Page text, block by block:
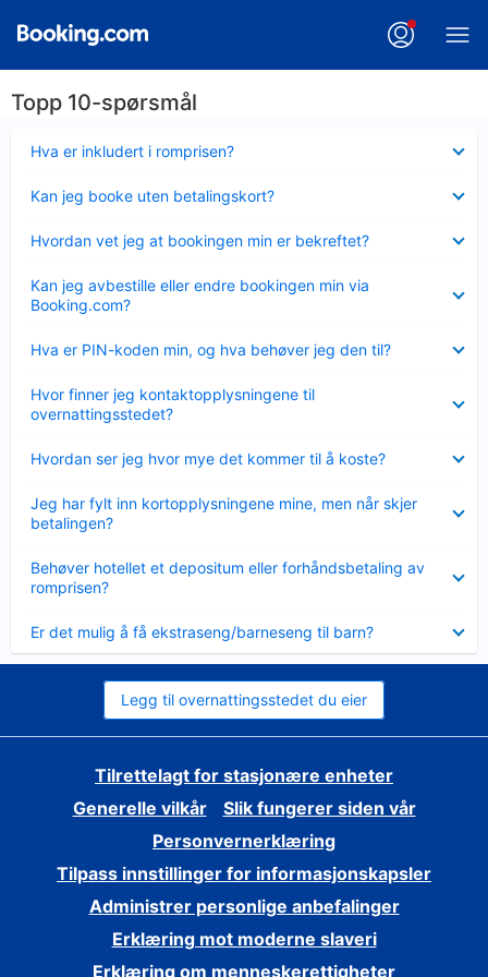
Topp 10-spørsmål
Hva er inkludert i romprisen?
mindre
Kan jeg booke uten betalingskort?
mindre
Hvordan vet jeg at bookingen min er bekreftet?
mindre
Kan jeg avbestille eller endre bookingen min via
Booking.com?
mindre
Hva er PIN-koden min, og hva behøver jeg den til?
mindre
Hvor finner jeg kontaktopplysningene til
overnattingsstedet?
mindre
Hvordan ser jeg hvor mye det kommer til å koste?
mindre
Jeg har fylt inn kortopplysningene mine, men når skjer
betalingen?
mindre
Behøver hotellet et depositum eller forhåndsbetaling av
romprisen?
mindre
Er det mulig å få ekstraseng/barneseng til barn?
mindre
Legg til overnattingsstedet du eier
Tilrettelagt for stasjonære enheter
Generelle vilkår
Slik fungerer siden vår
Personvernerklæring
Tilpass innstillinger for informasjonskapsler
Administrer personlige anbefalinger
Erklæring mot moderne slaveri
Erklæring om menneskerettigheter